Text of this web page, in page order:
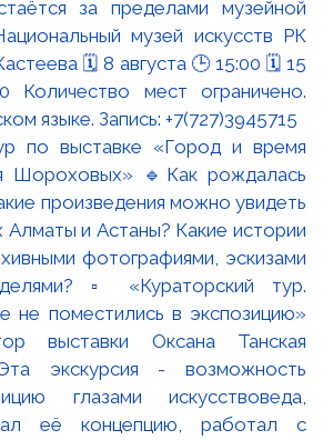
по выставке «Город и время
Шороховых» 🔹Как рождалась
произведения можно увидеть
Алматы и Астаны? Какие истории
фотографиями, эскизами
▫️ «Кураторский тур.
не поместились в экспозицию»
выставки Оксана Танская
экскурсия - возможность
глазами искусствоведа,
её концепцию, работал с